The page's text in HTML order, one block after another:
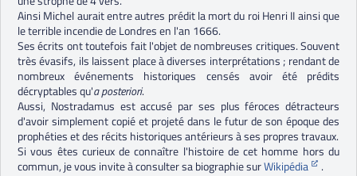
Ainsi Michel aurait entre autres prédit la mort du roi Henri II ainsi que
le terrible incendie de Londres en l'an 1666.
Ses écrits ont toutefois fait l'objet de nombreuses critiques. Souvent
très évasifs, ils laissent place à diverses interprétations ; rendant de
nombreux événements historiques censés avoir été prédits
décryptables qu'a posteriori.
Aussi, Nostradamus est accusé par ses plus féroces détracteurs
d'avoir simplement copié et projeté dans le futur de son époque des
prophéties et des récits historiques antérieurs à ses propres travaux.
Si vous êtes curieux de connaître l'histoire de cet homme hors du
commun, je vous invite à consulter sa biographie surWikipédia .